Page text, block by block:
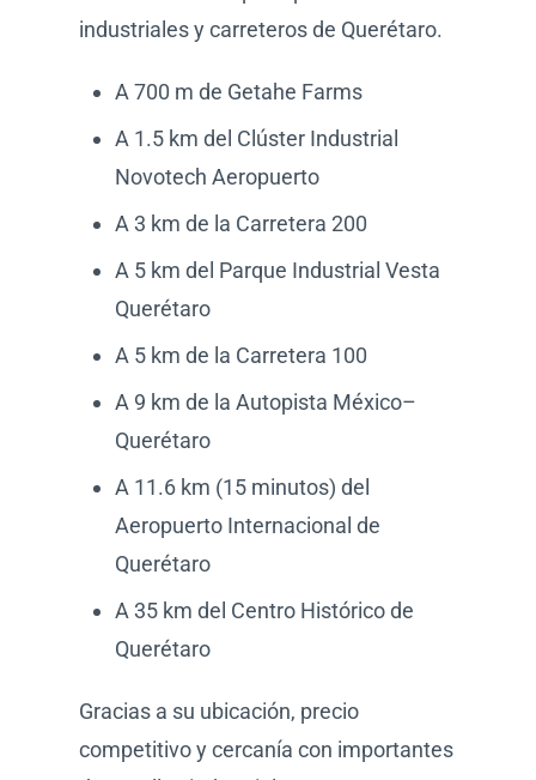
industriales y carreteros de Querétaro.
A 700 m de Getahe Farms
A 1.5 km del Clúster Industrial
Novotech Aeropuerto
A 3 km de la Carretera 200
A 5 km del Parque Industrial Vesta
Querétaro
A 5 km de la Carretera 100
A 9 km de la Autopista México–
Querétaro
A 11.6 km (15 minutos) del
Aeropuerto Internacional de
Querétaro
A 35 km del Centro Histórico de
Querétaro
Gracias a su ubicación, precio
competitivo y cercanía con importantes